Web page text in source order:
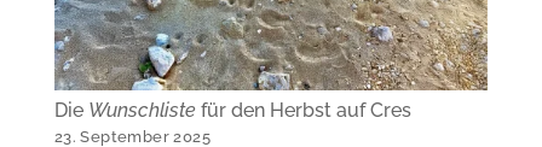
Die Wunschlistefür den Herbst auf Cres
23. September 2025